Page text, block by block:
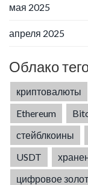
мая 2025
апреля 2025
Облако
криптовалюты
Ethereum
стейблкоины
USDT
цифровое